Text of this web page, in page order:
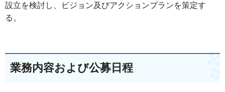
設立を検討し、ビジョン及びアクションプランを策定す
る。
業務内容および公募日程